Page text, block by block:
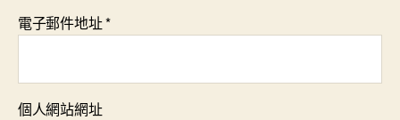
電子郵件地址*
個人網站網址